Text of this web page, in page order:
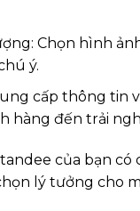
Chọn hình
ý.
cấp thông tin
hàng đến trải
của bạn
lý tưởng cho